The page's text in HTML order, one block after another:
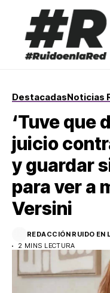
DestacadasNoticias
‘Tuve que
juicio
y guardar
para ver a
Versini
REDACCIÓN RUIDO EN
2 MINS LECTURA